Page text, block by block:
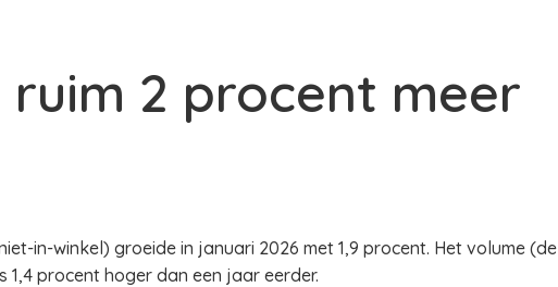
2 procent meer
in-winkel) groeide in januari 2026 met 1,9 procent. Het volume (de
procent hoger dan een jaar eerder.